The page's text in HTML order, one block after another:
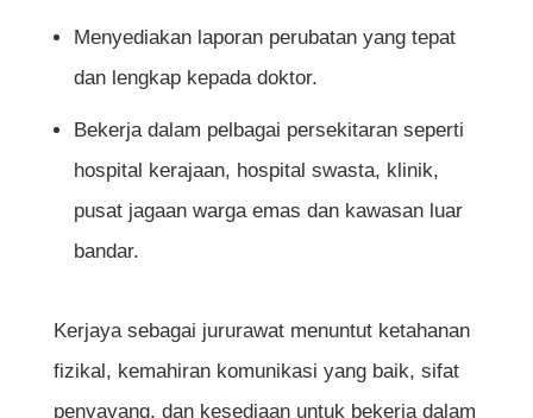
7. Kelebihan dan Cabaran Dalam Kerjaya
Jururawat
8. Peluang Sambung Belajar dan
Kepakaran
Tip Untuk Pelajar SPM Yang Berminat Jadi
Soalan Lazim (FAQ)
Menyediakan laporan perubatan yang tepat
dan lengkap kepada doktor.
Bekerja dalam pelbagai persekitaran seperti
hospital kerajaan, hospital swasta, klinik,
pusat jagaan warga emas dan kawasan luar
bandar.
Kerjaya sebagai jururawat menuntut ketahanan
fizikal, kemahiran komunikasi yang baik, sifat
penyayang, dan kesediaan untuk bekerja dalam